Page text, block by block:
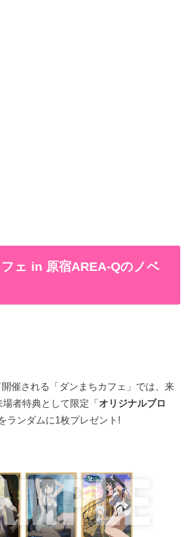
ェ in 原宿AREA-Qのノベ
催される「ダンまちカフェ」では、来
者特典として限定「オリジナルブロ
ランダムに1枚プレゼント!